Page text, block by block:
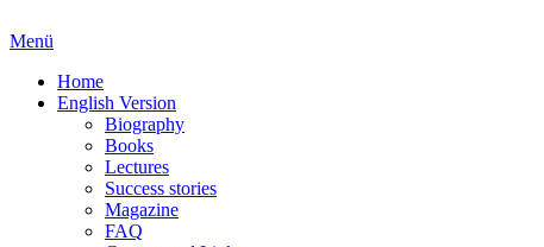
Menü
Home
English Version
Biography
Books
Lectures
Success stories
Magazine
FAQ